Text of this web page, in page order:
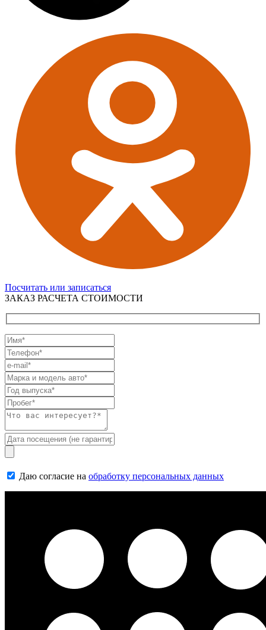
Посчитать или записаться
ЗАКАЗ РАСЧЕТА СТОИМОСТИ
Даю согласие на обработку персональных данных